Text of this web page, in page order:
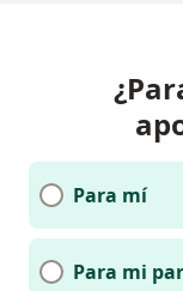
Para mí
Para mi